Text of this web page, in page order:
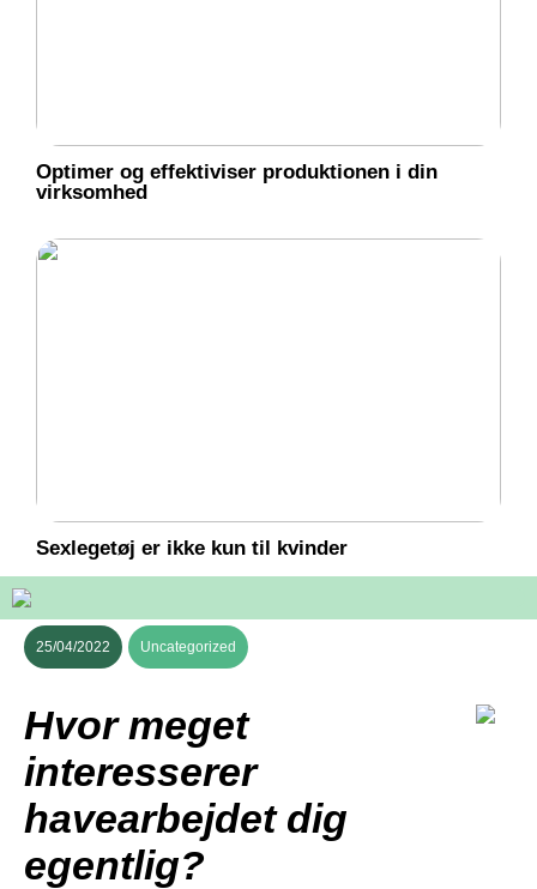
Optimer og effektiviser produktionen i din
virksomhed
Sexlegetøj er ikke kun til kvinder
25/04/2022 Uncategorized
Hvor meget
interesserer
havearbejdet dig
egentlig?